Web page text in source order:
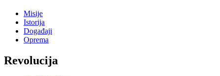
Misije
Istorija
Događaji
Oprema
Revolucija